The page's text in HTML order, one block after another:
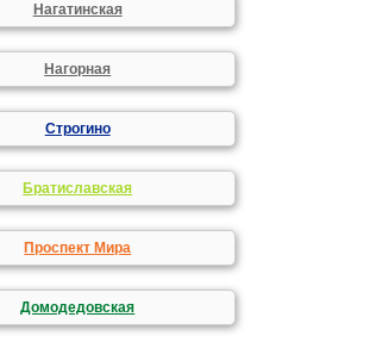
Нагатинская
Нагорная
Строгино
Братиславская
Проспект Мира
Домодедовская